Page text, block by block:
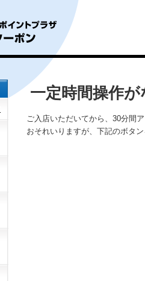
一定時間操作
ご入店いただいてから、30分間
おそれいりますが、下記のボタ